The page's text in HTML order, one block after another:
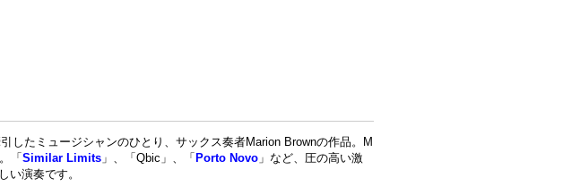
したミュージシャンのひとり、サックス奏者Marion Brownの作品。M
「 Similar Limits 」、「Qbic」、「 Porto Novo 」など、圧の高い激
い演奏です。